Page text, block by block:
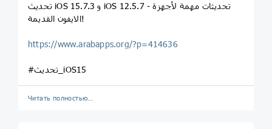
تحديث iOS 15.7.3 و iOS 12.5.7 - تحديثات مهمة لأجهزة
الايفون القديمة!
https://www.arabapps.org/?p=414636
#تحديث_iOS15
Читать полностью…